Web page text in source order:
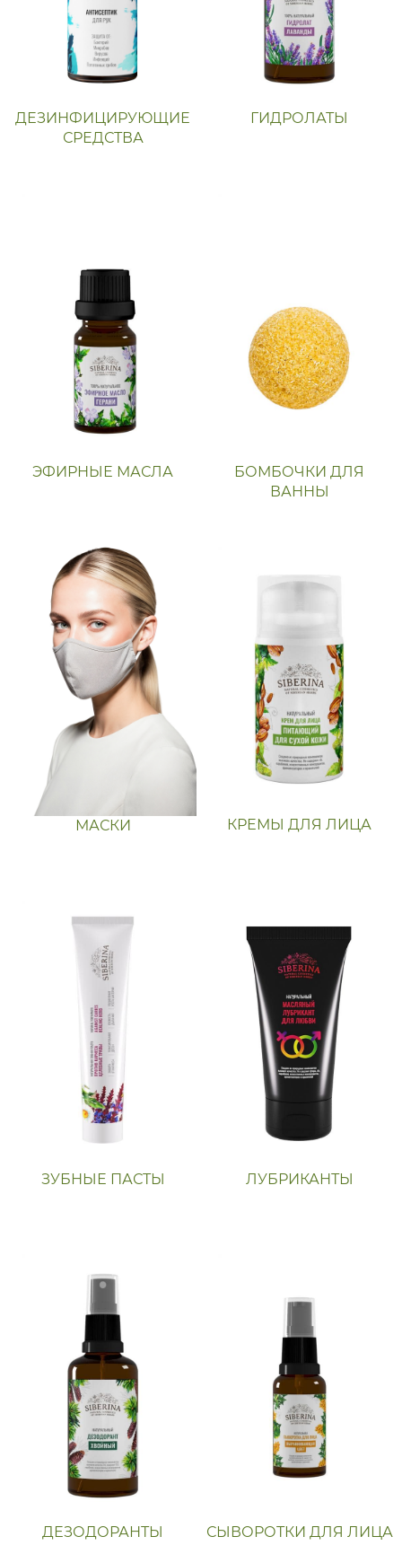
ДЕЗИНФИЦИРУЮЩИЕ
СРЕДСТВА
ГИДРОЛАТЫ
ЭФИРНЫЕ МАСЛА
БОМБОЧКИ ДЛЯ
ВАННЫ
МАСКИ КРЕМЫ ДЛЯ ЛИЦА
ЗУБНЫЕ ПАСТЫ ЛУБРИКАНТЫ
ДЕЗОДОРАНТЫ СЫВОРОТКИ ДЛЯ ЛИЦА